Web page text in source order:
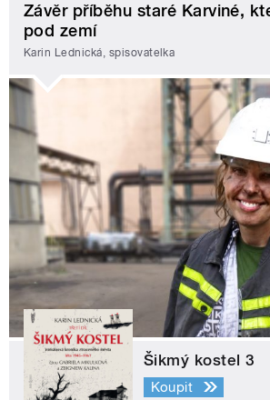
Závěr příběhu staré Karviné,
pod zemí
Karin Lednická, spisovatelka
Šikmý kostel 3
Koupit